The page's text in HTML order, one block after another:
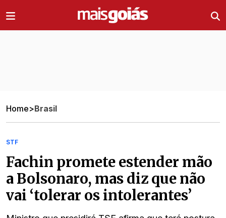
Home>Brasil
STF
Fachin promete estender mão
a Bolsonaro, mas diz que não
vai ‘tolerar os intolerantes’